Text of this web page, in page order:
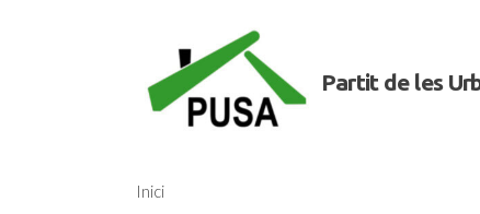
Partit de les
Inici